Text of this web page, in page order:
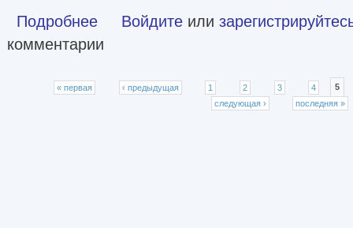
Подробнее о Путешествия Гулливера [litres]
Войдите или
комментарии
Страницы
« первая ‹ предыдущая 1 2 3 4
5
следующая ›
последняя »